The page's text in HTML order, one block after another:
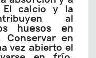
calcio y la
al
huesos en
Conservar en
vez abierto el